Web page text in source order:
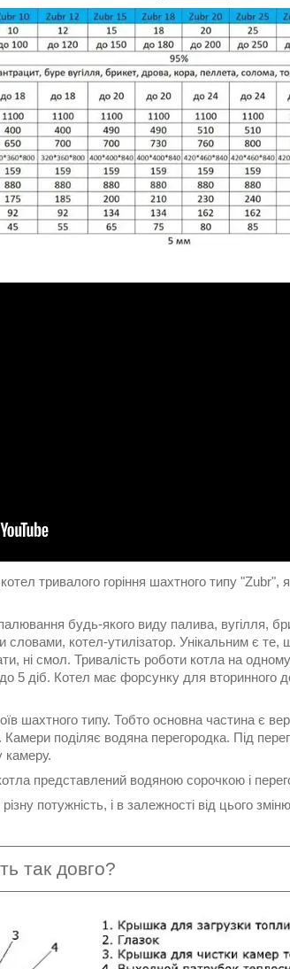
тривалого горіння шахтного типу
будь-якого виду палива, вугілля,
словами, котел-утилізатор. Унікальним є
ні смол. Тривалість роботи котла на
до 5 діб. Котел має форсунку для вторинного
шахтного типу. Тобто основна частина є
Камери поділяє водяна перегородка. Під
камеру.
представлений водяною сорочкою і
потужність, і в залежності від цього
так довго?